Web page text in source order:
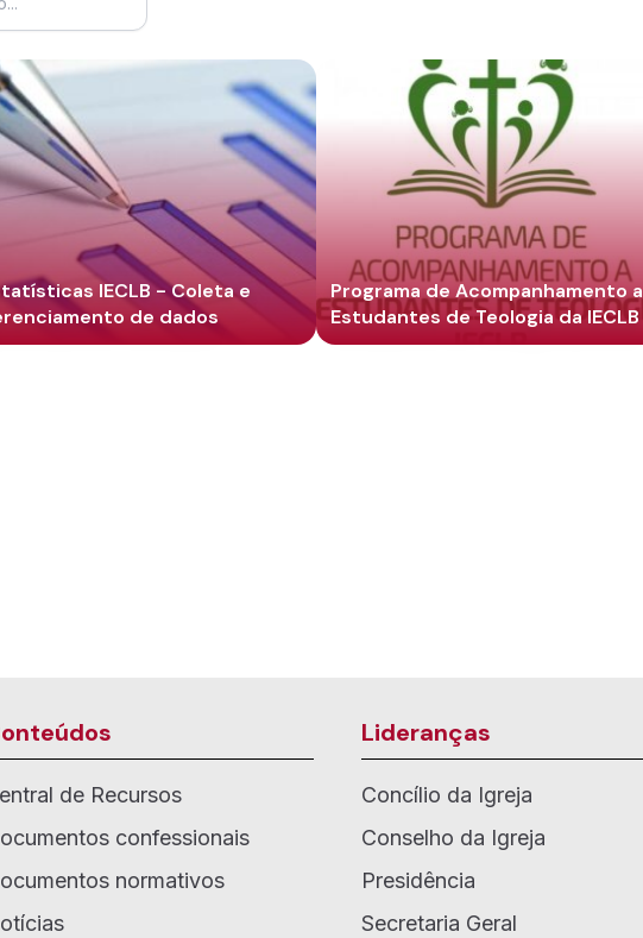
IECLB - Coleta e
de dados
Programa de Acompanhamento a
Estudantes de Teologia da IECLB
de Recursos
confessionais
normativos
Lideranças
Concílio da Igreja
Conselho da Igreja
Presidência
Secretaria Geral